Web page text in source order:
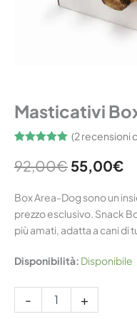
Masticativi
su 5 su
base di
(2recensioni
92,00€ 55,00€
Box Area-Dog sono un
prezzo esclusivo. Snack
più amati, adatta a cani di
Disponibilità: Disponibile
- +